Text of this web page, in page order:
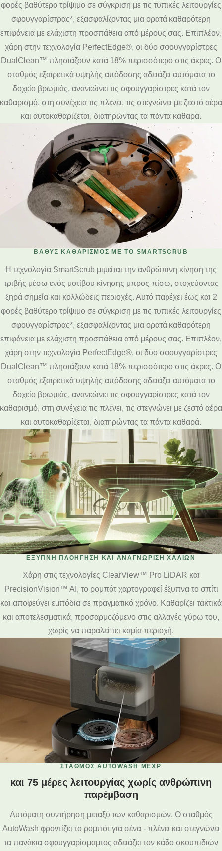
φορές βαθύτερο τρίψιμο σε σύγκριση με τις τυπικές λειτουργίες
σφουγγαρίστρας*, εξασφαλίζοντας μια ορατά καθαρότερη
επιφάνεια με ελάχιστη προσπάθεια από μέρους σας. Επιπλέον,
χάρη στην τεχνολογία PerfectEdge®, οι δύο σφουγγαρίστρες
DualClean™ πλησιάζουν κατά 18% περισσότερο στις άκρες. Ο
σταθμός εξαιρετικά υψηλής απόδοσης αδειάζει αυτόματα το
δοχείο βρωμιάς, ανανεώνει τις σφουγγαρίστρες κατά τον
καθαρισμό, στη συνέχεια τις πλένει, τις στεγνώνει με ζεστό αέρα
και αυτοκαθαρίζεται, διατηρώντας τα πάντα καθαρά.
ΒΑΘΎΣ ΚΑΘΑΡΙΣΜΌΣ ΜΕ ΤΟ SMARTSCRUB
Η τεχνολογία SmartScrub μιμείται την ανθρώπινη κίνηση της
τριβής μέσω ενός μοτίβου κίνησης μπρος-πίσω, στοχεύοντας
ξηρά σημεία και κολλώδεις περιοχές. Αυτό παρέχει έως και 2
φορές βαθύτερο τρίψιμο σε σύγκριση με τις τυπικές λειτουργίες
σφουγγαρίστρας*, εξασφαλίζοντας μια ορατά καθαρότερη
επιφάνεια με ελάχιστη προσπάθεια από μέρους σας. Επιπλέον,
χάρη στην τεχνολογία PerfectEdge®, οι δύο σφουγγαρίστρες
DualClean™ πλησιάζουν κατά 18% περισσότερο στις άκρες. Ο
σταθμός εξαιρετικά υψηλής απόδοσης αδειάζει αυτόματα το
δοχείο βρωμιάς, ανανεώνει τις σφουγγαρίστρες κατά τον
καθαρισμό, στη συνέχεια τις πλένει, τις στεγνώνει με ζεστό αέρα
και αυτοκαθαρίζεται, διατηρώντας τα πάντα καθαρά.
ΈΞΥΠΝΗ ΠΛΟΉΓΗΣΗ ΚΑΙ ΑΝΑΓΝΏΡΙΣΗ ΧΑΛΙΏΝ
Χάρη στις τεχνολογίες ClearView™ Pro LiDAR και
PrecisionVision™ AI, το ρομπότ χαρτογραφεί έξυπνα το σπίτι
και αποφεύγει εμπόδια σε πραγματικό χρόνο. Καθαρίζει τακτικά
και αποτελεσματικά, προσαρμοζόμενο στις αλλαγές γύρω του,
χωρίς να παραλείπει καμία περιοχή.
ΣΤΑΘΜΟΣ AUTOWASH MΈΧΡ
και 75 μέρες λειτουργίας χωρίς ανθρώπινη
παρέμβαση
Αυτόματη συντήρηση μεταξύ των καθαρισμών. Ο σταθμός
AutoWash φροντίζει το ρομπότ για σένα - πλένει και στεγνώνει
τα πανάκια σφουγγαρίσμαμτος αδειάζει τον κάδο σκουπιδιών